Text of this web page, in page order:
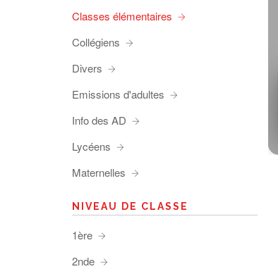
Classes élémentaires
Collégiens
Divers
Emissions d'adultes
Info des AD
Lycéens
Maternelles
NIVEAU DE CLASSE
1ère
2nde